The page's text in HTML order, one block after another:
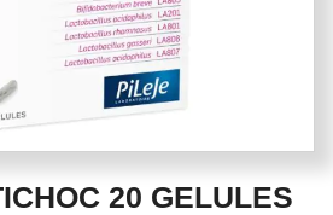
20 GELULES